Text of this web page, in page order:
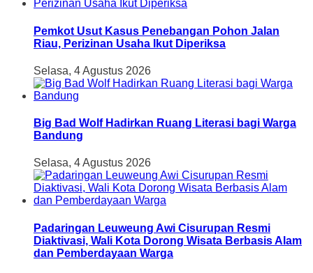
Pemkot Usut Kasus Penebangan Pohon Jalan
Riau, Perizinan Usaha Ikut Diperiksa
Selasa, 4 Agustus 2026
Big Bad Wolf Hadirkan Ruang Literasi bagi Warga
Bandung
Selasa, 4 Agustus 2026
Padaringan Leuweung Awi Cisurupan Resmi
Diaktivasi, Wali Kota Dorong Wisata Berbasis Alam
dan Pemberdayaan Warga